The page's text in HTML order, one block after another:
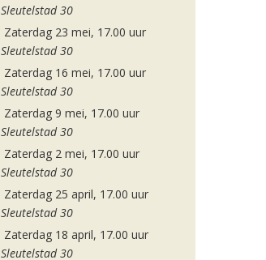
Sleutelstad 30
Zaterdag 23 mei, 17.00 uur
Sleutelstad 30
Zaterdag 16 mei, 17.00 uur
Sleutelstad 30
Zaterdag 9 mei, 17.00 uur
Sleutelstad 30
Zaterdag 2 mei, 17.00 uur
Sleutelstad 30
Zaterdag 25 april, 17.00 uur
Sleutelstad 30
Zaterdag 18 april, 17.00 uur
Sleutelstad 30